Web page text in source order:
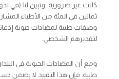
كانت غير ضرورية. وتبين لنا (في
ثمانين في المئة من الأطباء
وصفات طبية لمضادات حيوية
لتقديرهم الشخصي.
ومع أن المضادات الحيوية في
طبية، فإن هذا التقييد لا يضمن